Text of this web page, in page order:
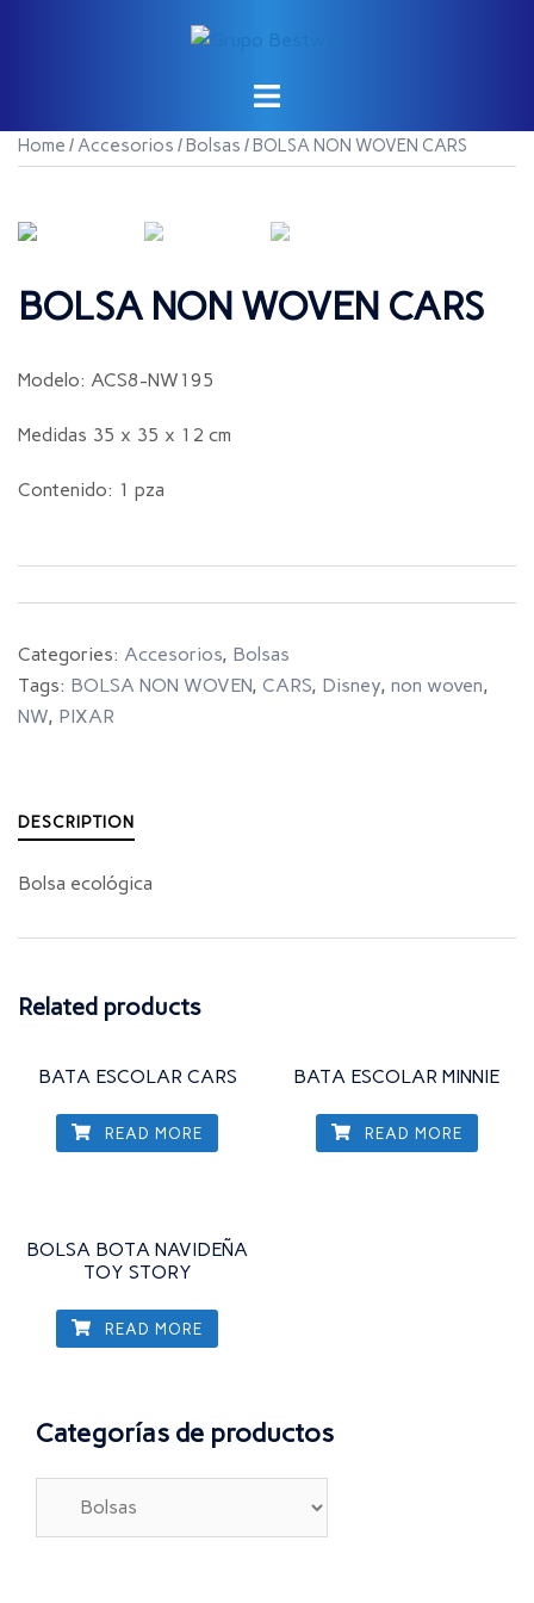
Home /Accesorios /Bolsas / BOLSA NON WOVEN CARS
BOLSA NON WOVEN CARS
Modelo: ACS8-NW195
Medidas 35 x 35 x 12 cm
Contenido: 1 pza
Categories: Accesorios, Bolsas
Tags: BOLSA NON WOVEN, CARS, Disney, non woven,
NW, PIXAR
DESCRIPTION
Bolsa ecológica
Related products
BATA ESCOLAR CARS
READ MORE
BATA ESCOLAR MINNIE
READ MORE
BOLSA BOTA NAVIDEÑA
TOY STORY
READ MORE
Categorías de productos